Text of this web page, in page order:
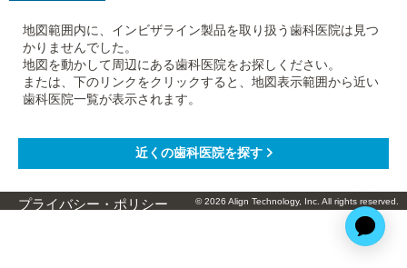
地図範囲内に、インビザライン製品を取り扱う歯科医院は見つ
かりませんでした。
地図を動かして周辺にある歯科医院をお探しください。
または、下のリンクをクリックすると、地図表示範囲から近い
歯科医院一覧が表示されます。
プライバシー・ポリシー © 2026 Align Technology, Inc. All rights reserved.